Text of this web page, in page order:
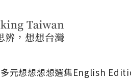
多元想想想想選集English